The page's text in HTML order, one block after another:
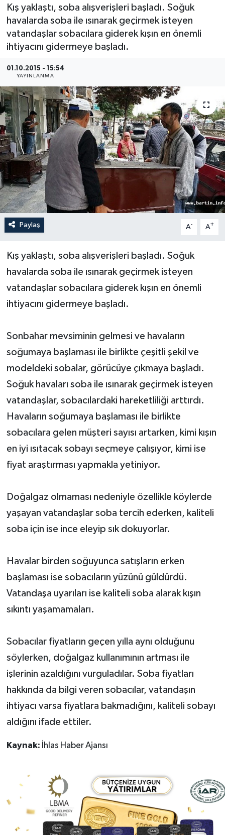
Kış yaklaştı, soba alışverişleri başladı. Soğuk
havalarda soba ile ısınarak geçirmek isteyen
vatandaşlar sobacılara giderek kışın en önemli
ihtiyacını gidermeye başladı.
01.10.2015 - 15:54
YAYINLANMA
Paylaş A- A+
Kış yaklaştı, soba alışverişleri başladı. Soğuk
havalarda soba ile ısınarak geçirmek isteyen
vatandaşlar sobacılara giderek kışın en önemli
ihtiyacını gidermeye başladı.
Sonbahar mevsiminin gelmesi ve havaların
soğumaya başlaması ile birlikte çeşitli şekil ve
modeldeki sobalar, görücüye çıkmaya başladı.
Soğuk havaları soba ile ısınarak geçirmek isteyen
vatandaşlar, sobacılardaki hareketliliği arttırdı.
Havaların soğumaya başlaması ile birlikte
sobacılara gelen müşteri sayısı artarken, kimi kışın
en iyi ısıtacak sobayı seçmeye çalışıyor, kimi ise
fiyat araştırması yapmakla yetiniyor.
Doğalgaz olmaması nedeniyle özellikle köylerde
yaşayan vatandaşlar soba tercih ederken, kaliteli
soba için ise ince eleyip sık dokuyorlar.
Havalar birden soğuyunca satışların erken
başlaması ise sobacıların yüzünü güldürdü.
Vatandaşa uyarıları ise kaliteli soba alarak kışın
sıkıntı yaşamamaları.
Sobacılar fiyatların geçen yılla aynı olduğunu
söylerken, doğalgaz kullanımının artması ile
işlerinin azaldığını vurguladılar. Soba fiyatları
hakkında da bilgi veren sobacılar, vatandaşın
ihtiyacı varsa fiyatlara bakmadığını, kaliteli sobayı
aldığını ifade ettiler.
Kaynak: İhlas Haber Ajansı
Medya
Sağlık
Sinema
Sivil Toplum
Siyaset
Spor
Tarım
Turizm
Yaşam
DÜNYA
YEREL